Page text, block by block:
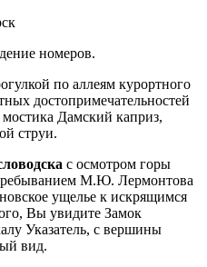
номеров.
по аллеям курортного
достопримечательностей
Дамский каприз,
струи.
с осмотром горы
М.Ю. Лермонтова
ущелье к искрящимся
Вы увидите Замок
Указатель, с вершины
вид.